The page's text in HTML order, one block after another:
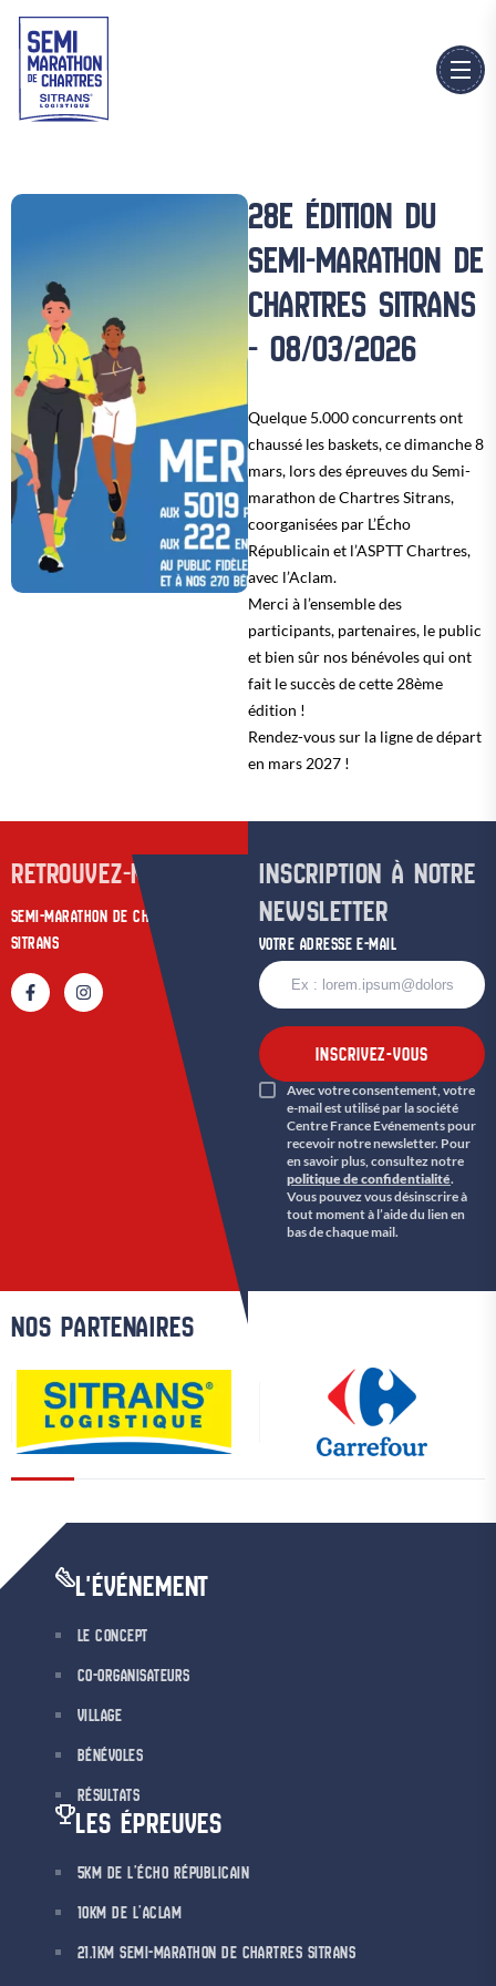
28E ÉDITION DU
SEMI-MARATHON DE
CHARTRES SITRANS
- 08/03/2026
Quelque 5.000 concurrents ont
chaussé les baskets, ce dimanche 8
mars, lors des épreuves du Semi-
marathon de Chartres Sitrans,
coorganisées par L’Écho
Républicain et l’ASPTT Chartres,
avec l’Aclam.
Merci à l’ensemble des
participants, partenaires, le public
et bien sûr nos bénévoles qui ont
fait le succès de cette 28ème
édition !
Rendez-vous sur la ligne de départ
en mars 2027 !
RETROUVEZ-NOUS SUR
SEMI-MARATHON DE CHARTRES
SITRANS
INSCRIPTION À NOTRE
NEWSLETTER
VOTRE ADRESSE E-MAIL
INSCRIVEZ-VOUS
Avec votre consentement, votre
e-mail est utilisé par la société
Centre France Evénements pour
recevoir notre newsletter. Pour
en savoir plus, consultez notre
politique de confidentialité.
Vous pouvez vous désinscrire à
tout moment à l’aide du lien en
bas de chaque mail.
NOS PARTENAIRES
L'ÉVÉNEMENT
LE CONCEPT
CO-ORGANISATEURS
VILLAGE
BÉNÉVOLES
RÉSULTATS
LES ÉPREUVES
5KM DE L’ÉCHO RÉPUBLICAIN
10KM DE L’ACLAM
21.1KM SEMI-MARATHON DE CHARTRES SITRANS